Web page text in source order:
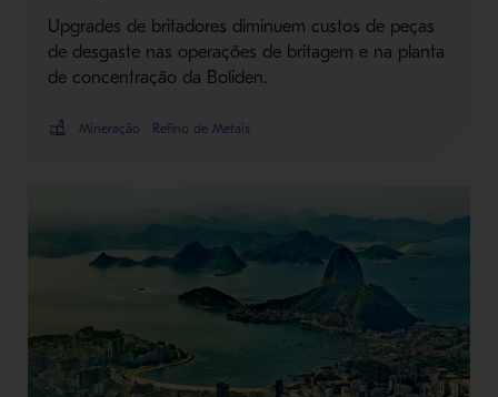
Upgrades de britadores diminuem custos de peças
de desgaste nas operações de britagem e na planta
de concentração da Boliden.
Mineração Refino de Metais